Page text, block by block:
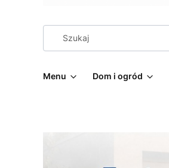
Menu Dom i ogród